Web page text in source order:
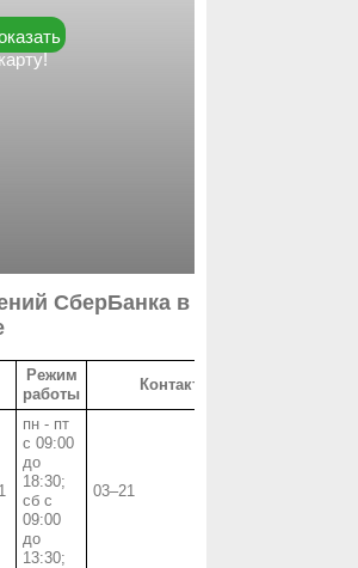
СберБанка в
Режим
работы
Контакты
пн - пт
с 09:00
до
18:30;
сб с
09:00
до
13:30;
03‒21